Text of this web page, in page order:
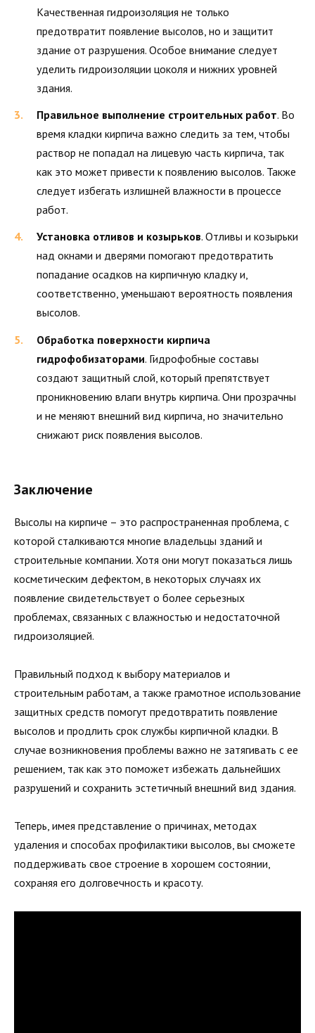
Качественная гидроизоляция не только
предотвратит появление высолов, но и защитит
здание от разрушения. Особое внимание следует
уделить гидроизоляции цоколя и нижних уровней
здания.
Правильное выполнение строительных работ. Во
время кладки кирпича важно следить за тем, чтобы
раствор не попадал на лицевую часть кирпича, так
как это может привести к появлению высолов. Также
следует избегать излишней влажности в процессе
работ.
Установка отливов и козырьков. Отливы и козырьки
над окнами и дверями помогают предотвратить
попадание осадков на кирпичную кладку и,
соответственно, уменьшают вероятность появления
высолов.
Обработка поверхности кирпича
гидрофобизаторами. Гидрофобные составы
создают защитный слой, который препятствует
проникновению влаги внутрь кирпича. Они прозрачны
и не меняют внешний вид кирпича, но значительно
снижают риск появления высолов.
Заключение
Высолы на кирпиче – это распространенная проблема, с
которой сталкиваются многие владельцы зданий и
строительные компании. Хотя они могут показаться лишь
косметическим дефектом, в некоторых случаях их
появление свидетельствует о более серьезных
проблемах, связанных с влажностью и недостаточной
гидроизоляцией.
Правильный подход к выбору материалов и
строительным работам, а также грамотное использование
защитных средств помогут предотвратить появление
высолов и продлить срок службы кирпичной кладки. В
случае возникновения проблемы важно не затягивать с ее
решением, так как это поможет избежать дальнейших
разрушений и сохранить эстетичный внешний вид здания.
Теперь, имея представление о причинах, методах
удаления и способах профилактики высолов, вы сможете
поддерживать свое строение в хорошем состоянии,
сохраняя его долговечность и красоту.